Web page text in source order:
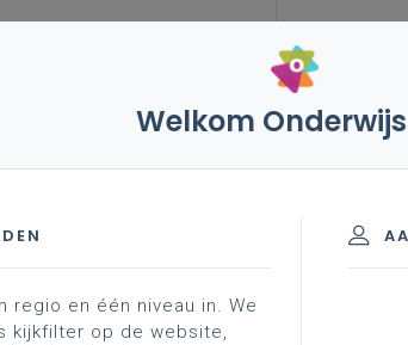
Welkom
regio en één niveau in. We
kijkfilter op de website,